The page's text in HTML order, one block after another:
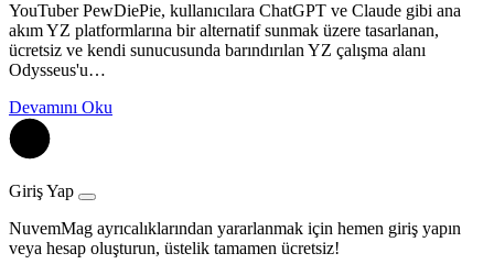
YouTuber PewDiePie, kullanıcılara ChatGPT ve Claude gibi ana
akım YZ platformlarına bir alternatif sunmak üzere tasarlanan,
ücretsiz ve kendi sunucusunda barındırılan YZ çalışma alanı
Odysseus'u…
Devamını Oku
Giriş Yap
NuvemMag ayrıcalıklarından yararlanmak için hemen giriş yapın
veya hesap oluşturun, üstelik tamamen ücretsiz!